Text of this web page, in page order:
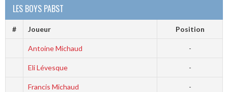
LES BOYS PABST
# Joueur Position
Antoine Michaud -
Eli Lévesque -
Francis Michaud -